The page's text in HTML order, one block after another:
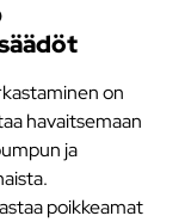
on
havaitsemaan
ja
poikkeamat